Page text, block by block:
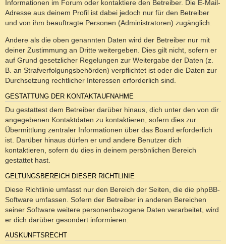
Informationen im Forum oder kontaktiere den Betreiber. Die E-Mail-
Adresse aus deinem Profil ist dabei jedoch nur für den Betreiber
und von ihm beauftragte Personen (Administratoren) zugänglich.
Andere als die oben genannten Daten wird der Betreiber nur mit
deiner Zustimmung an Dritte weitergeben. Dies gilt nicht, sofern er
auf Grund gesetzlicher Regelungen zur Weitergabe der Daten (z.
B. an Strafverfolgungsbehörden) verpflichtet ist oder die Daten zur
Durchsetzung rechtlicher Interessen erforderlich sind.
GESTATTUNG DER KONTAKTAUFNAHME
Du gestattest dem Betreiber darüber hinaus, dich unter den von dir
angegebenen Kontaktdaten zu kontaktieren, sofern dies zur
Übermittlung zentraler Informationen über das Board erforderlich
ist. Darüber hinaus dürfen er und andere Benutzer dich
kontaktieren, sofern du dies in deinem persönlichen Bereich
gestattet hast.
GELTUNGSBEREICH DIESER RICHTLINIE
Diese Richtlinie umfasst nur den Bereich der Seiten, die die phpBB-
Software umfassen. Sofern der Betreiber in anderen Bereichen
seiner Software weitere personenbezogene Daten verarbeitet, wird
er dich darüber gesondert informieren.
AUSKUNFTSRECHT